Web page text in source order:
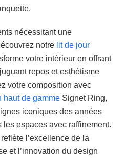
nécessitant une
notre lit de jour
votre intérieur en offrant
repos et esthétisme
votre composition avec
haut de gamme Signet Ring,
iconiques des années
les espaces avec raffinement.
l’excellence de la
et l’innovation du design